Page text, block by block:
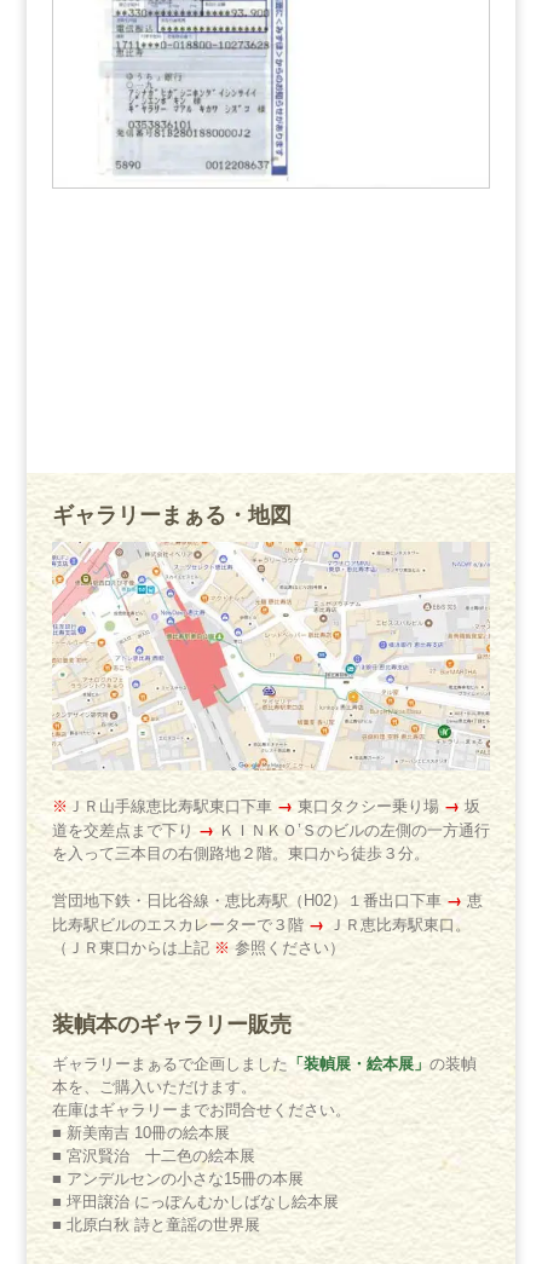
ギャラリーまぁる・地図
※ ＪＲ山手線恵比寿駅東口下車 → 東口タクシー乗り場 → 坂
道を交差点まで下り → ＫＩＮＫＯ’Ｓのビルの左側の一方通行
を入って三本目の右側路地２階。東口から徒歩３分。
営団地下鉄・日比谷線・恵比寿駅（H02）１番出口下車 → 恵
比寿駅ビルのエスカレーターで３階 →
ＪＲ恵比寿駅東口。
（ＪＲ東口からは上記※ 参照ください）
装幀本のギャラリー販売
ギャラリーまぁるで企画しました 「装幀展・絵本展」 の装幀
本を、ご購入いただけます。
在庫はギャラリーまでお問合せください。
■ 新美南吉 10冊の絵本展
■ 宮沢賢治 十二色の絵本展
■ アンデルセンの小さな15冊の本展
■ 坪田譲治 にっぽんむかしばなし絵本展
■ 北原白秋 詩と童謡の世界展